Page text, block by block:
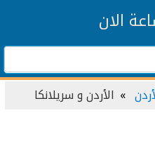
الان
الأردن و سريلانكا